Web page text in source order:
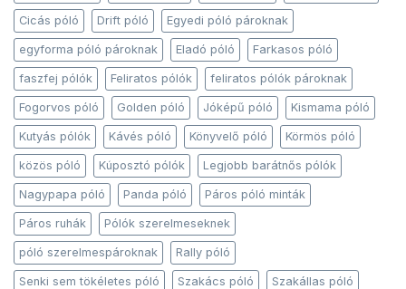
Cicás póló Drift póló Egyedi póló pároknak
egyforma póló pároknak Eladó póló Farkasos póló
faszfej pólók Feliratos pólók feliratos pólók pároknak
Fogorvos póló Golden póló Jóképű póló Kismama póló
Kutyás pólók Kávés póló Könyvelő póló Körmös póló
közös póló Kúposztó pólók Legjobb barátnős pólók
Nagypapa póló Panda póló Páros póló minták
Páros ruhák Pólók szerelmeseknek
póló szerelmespároknak Rally póló
Senki sem tökéletes póló Szakács póló Szakállas póló